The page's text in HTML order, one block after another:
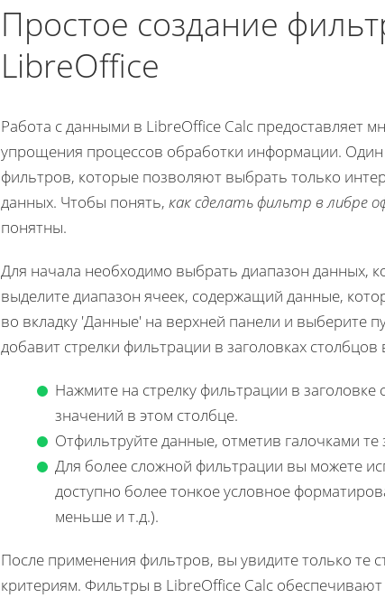
Простое создание
LibreOffice
Работа с данными в LibreOffice Calc предоставляет
упрощения процессов обработки информации.
фильтров, которые позволяют выбрать только
данных. Чтобы понять, как сделать фильтр в либре
понятны.
Для начала необходимо выбрать диапазон данных,
выделите диапазон ячеек, содержащий данные,
во вкладку 'Данные' на верхней панели и выберите
добавит стрелки фильтрации в заголовках
Нажмите на стрелку фильтрации в
значений в этом столбце.
Отфильтруйте данные, отметив галочками
Для более сложной фильтрации вы можете
доступно более тонкое условное
меньше и т.д.).
После применения фильтров, вы увидите только те
критериям. Фильтры в LibreOffice Calc